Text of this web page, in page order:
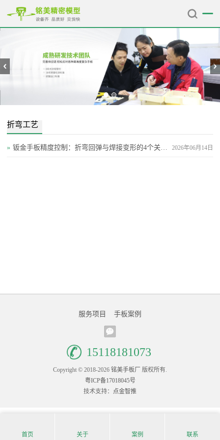
折弯工艺
2026年06月14日
» 钣金手板精度控制：折弯回弹与焊接变形的4个关键策略
服务项目 手板案例
15118181073
Copyright © 2018-2026 铭美手板厂
版权所有.
粤ICP备17018045号
技术支持： 点金智推
首页 关于 案例 联系